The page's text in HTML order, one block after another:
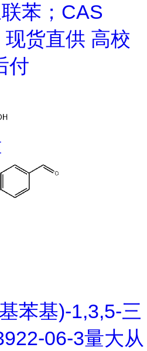
苯；CAS
货直供 高校
付
苯基)-1,3,5-三
06-3量大从